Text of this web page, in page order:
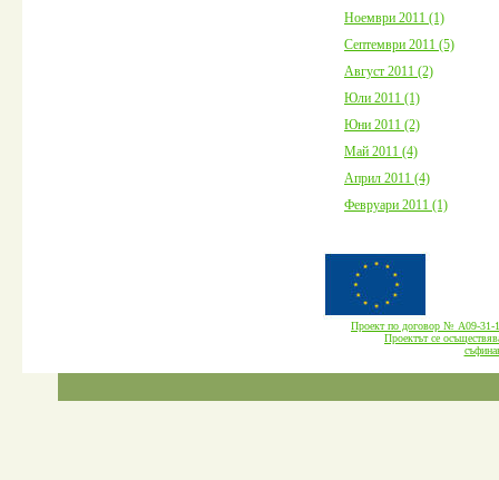
Ноември 2011 (1)
Септември 2011 (5)
Август 2011 (2)
Юли 2011 (1)
Юни 2011 (2)
Май 2011 (4)
Април 2011 (4)
Февруари 2011 (1)
Проект по договор № А09-
Проектът се